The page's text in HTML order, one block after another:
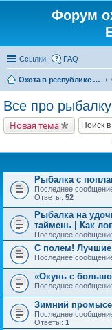
Форум
Ссылки FAQ
Охота в республике Башкортостан
Все про рыбалку
Новая тема
Рыбалка с
Последнее
Ответы: 52
Рыбалка на
таймень | Как
Последнее
С полем!
Последнее
«Окунь с
Последнее
Зимний
Последнее
Ответы: 1